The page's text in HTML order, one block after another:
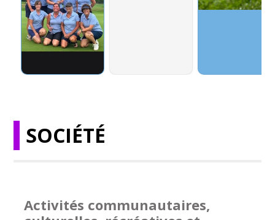
SOCIÉTÉ
Activités communautaires,